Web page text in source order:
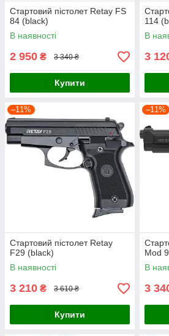
Стартовий пістолет Retay FS
84 (black)
В наявності
2 950 ₴ 3 340 ₴
Купити
114
В
3
–11%
Стартовий пістолет Retay
F29 (black)
В наявності
3 210 ₴ 3 610 ₴
Купити
–11%
Mod
В
3